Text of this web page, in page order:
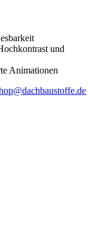
und
Animationen
Formular